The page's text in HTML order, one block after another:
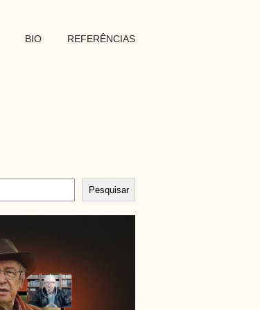
BIO REFERÊNCIAS
Pesquisar